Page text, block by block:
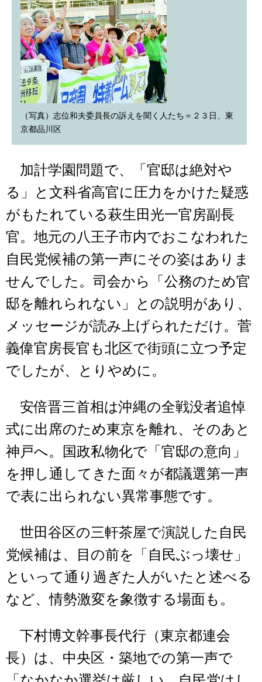
（写真）志位和夫委員長の訴えを聞く人たち＝２３日、東
京都品川区
加計学園問題で、「官邸は絶対や
る」と文科省高官に圧力をかけた疑惑
がもたれている萩生田光一官房副長
官。地元の八王子市内でおこなわれた
自民党候補の第一声にその姿はありま
せんでした。司会から「公務のため官
邸を離れられない」との説明があり、
メッセージが読み上げられただけ。菅
義偉官房長官も北区で街頭に立つ予定
でしたが、とりやめに。
安倍晋三首相は沖縄の全戦没者追悼
式に出席のため東京を離れ、そのあと
神戸へ。国政私物化で「官邸の意向」
を押し通してきた面々が都議選第一声
で表に出られない異常事態です。
世田谷区の三軒茶屋で演説した自民
党候補は、目の前を「自民ぶっ壊せ」
といって通り過ぎた人がいたと述べる
など、情勢激変を象徴する場面も。
下村博文幹事長代行（東京都連会
長）は、中央区・築地での第一声で